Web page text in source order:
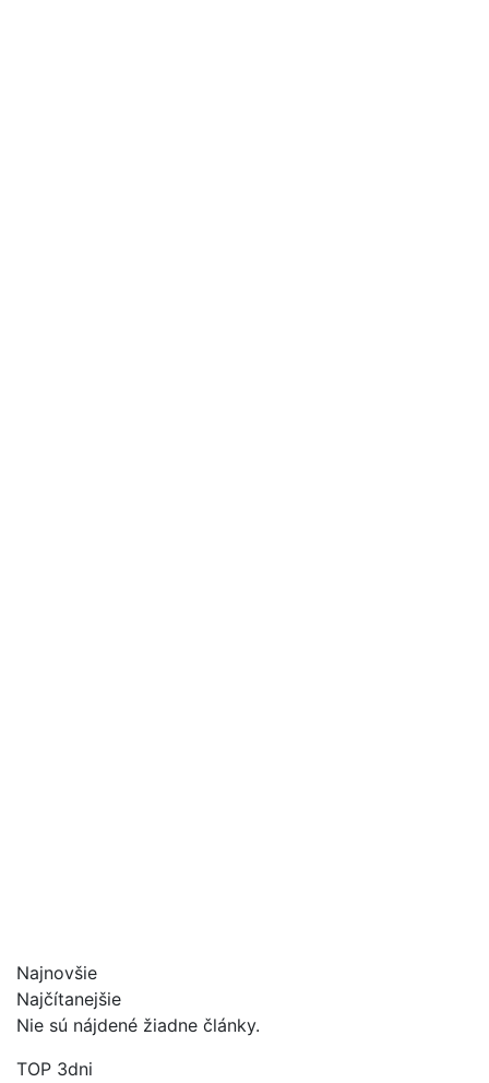
Najnovšie
Najčítanejšie
Nie sú nájdené žiadne články.
TOP 3dni